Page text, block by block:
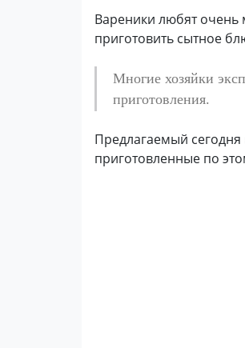
Вареники любят очень
приготовить сытное
Многие хозяйки
приготовления.
Предлагаемый
приготовленные по